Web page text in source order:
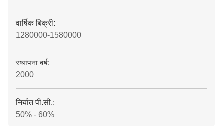
वार्षिक बिक्री:
1280000-1580000
स्थापना वर्ष:
2000
निर्यात पी.सी.:
50% - 60%